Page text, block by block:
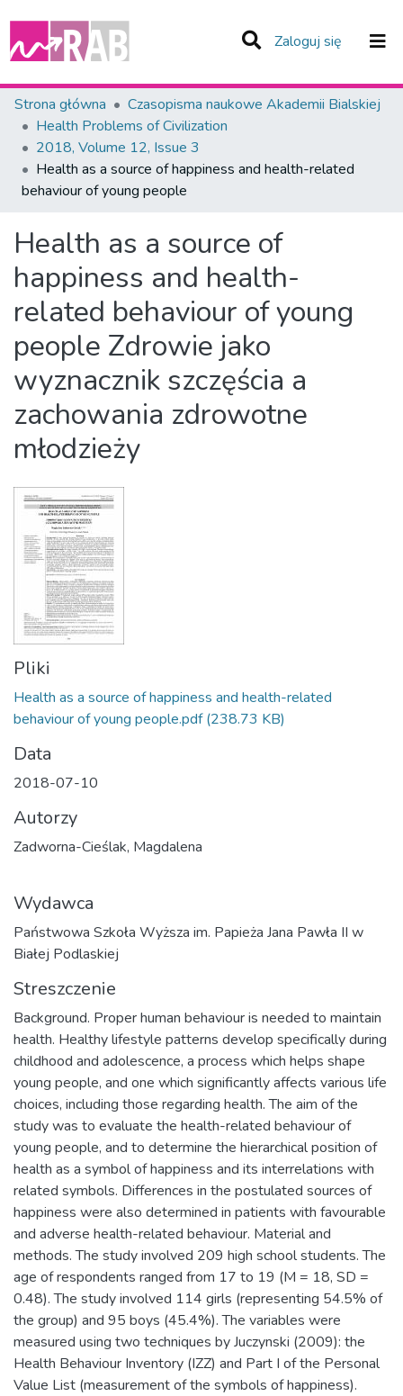
Zaloguj się (current)
Zespoły i Kolekcje
Statystyka
Całe Repozytorium
Strona główna
Czasopisma naukowe Akademii Bialskiej
Health Problems of Civilization
2018, Volume 12, Issue 3
Health as a source of happiness and health-related
behaviour of young people
Health as a source of
happiness and health-
related behaviour of young
people Zdrowie jako
wyznacznik szczęścia a
zachowania zdrowotne
młodzieży
Pliki
Health as a source of happiness and health-related
behaviour of young people.pdf (238.73 KB)
Data
2018-07-10
Autorzy
Zadworna-Cieślak, Magdalena
Wydawca
Państwowa Szkoła Wyższa im. Papieża Jana Pawła II w
Białej Podlaskiej
Streszczenie
Background. Proper human behaviour is needed to maintain
health. Healthy lifestyle patterns develop specifically during
childhood and adolescence, a process which helps shape
young people, and one which significantly affects various life
choices, including those regarding health. The aim of the
study was to evaluate the health-related behaviour of
young people, and to determine the hierarchical position of
health as a symbol of happiness and its interrelations with
related symbols. Differences in the postulated sources of
happiness were also determined in patients with favourable
and adverse health-related behaviour. Material and
methods. The study involved 209 high school students. The
age of respondents ranged from 17 to 19 (M = 18, SD =
0.48). The study involved 114 girls (representing 54.5% of
the group) and 95 boys (45.4%). The variables were
measured using two techniques by Juczynski (2009): the
Health Behaviour Inventory (IZZ) and Part I of the Personal
Value List (measurement of the symbols of happiness).